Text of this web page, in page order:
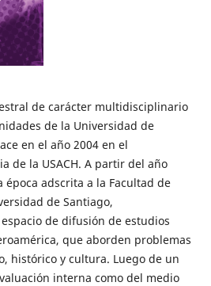
de carácter multidisciplinario
de la Universidad de
en el año 2004 en el
de la USACH. A partir del año
época adscrita a la Facultad de
de Santiago,
de difusión de estudios
que aborden problemas
histórico y cultura. Luego de un
interna como del medio